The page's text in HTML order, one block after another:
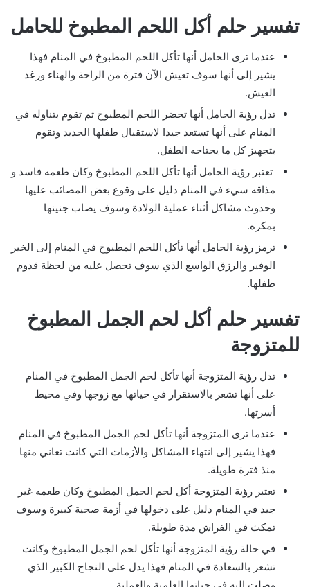
تفسير حلم أكل اللحم المطبوخ للحامل
عندما ترى الحامل أنها تأكل اللحم المطبوخ في المنام فهذا
يشير إلى أنها سوف تعيش الآن فترة من الراحة والهناء ورغد
العيش.
تدل رؤية الحامل أنها تحضر اللحم المطبوخ ثم تقوم بتناوله في
المنام على أنها تستعد جيدا لاستقبال طفلها الجديد وتقوم
بتجهيز كل ما يحتاجه الطفل.
تعتبر رؤية الحامل أنها تأكل اللحم المطبوخ وكان طعمه فاسد و
مذاقه سيء في المنام دليل على وقوع بعض المصائب عليها
وحدوث مشاكل أثناء عملية الولادة وسوف يصاب جنينها
بمكره.
ترمز رؤية الحامل أنها تأكل اللحم المطبوخ في المنام إلى الخير
الوفير والرزق الواسع الذي سوف تحصل عليه من لحظة قدوم
طفلها.
تفسير حلم أكل لحم الجمل المطبوخ
للمتزوجة
تدل رؤية المتزوجة أنها تأكل لحم الجمل المطبوخ في المنام
على أنها تشعر بالاستقرار في حياتها مع زوجها وفي محيط
أسرتها.
عندما ترى المتزوجة أنها تأكل لحم الجمل المطبوخ في المنام
فهذا يشير إلى انتهاء المشاكل والأزمات التي كانت تعاني منها
منذ فترة طويلة.
تعتبر رؤية المتزوجة أكل لحم الجمل المطبوخ وكان طعمه غير
جيد في المنام دليل على دخولها في أزمة صحية كبيرة وسوف
تمكث في الفراش مدة طويلة.
في حالة رؤية المتزوجة أنها تأكل لحم الجمل المطبوخ وكانت
تشعر بالسعادة في المنام فهذا يدل على النجاح الكبير الذي
وصلت إليه في حياتها العلمية والعملية.